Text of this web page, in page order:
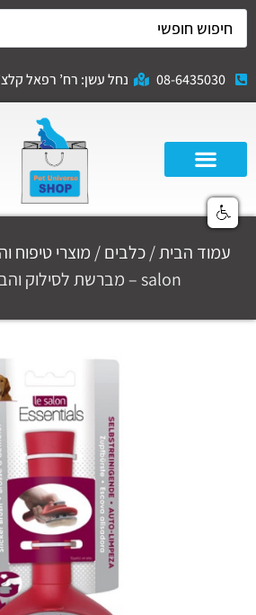
08-6435030 נחל עשן: רח’ רפאל
עמוד הבית/כלבים/ מוצרי טיפוח
salon – מברשת לסילוק והברשת פרווה